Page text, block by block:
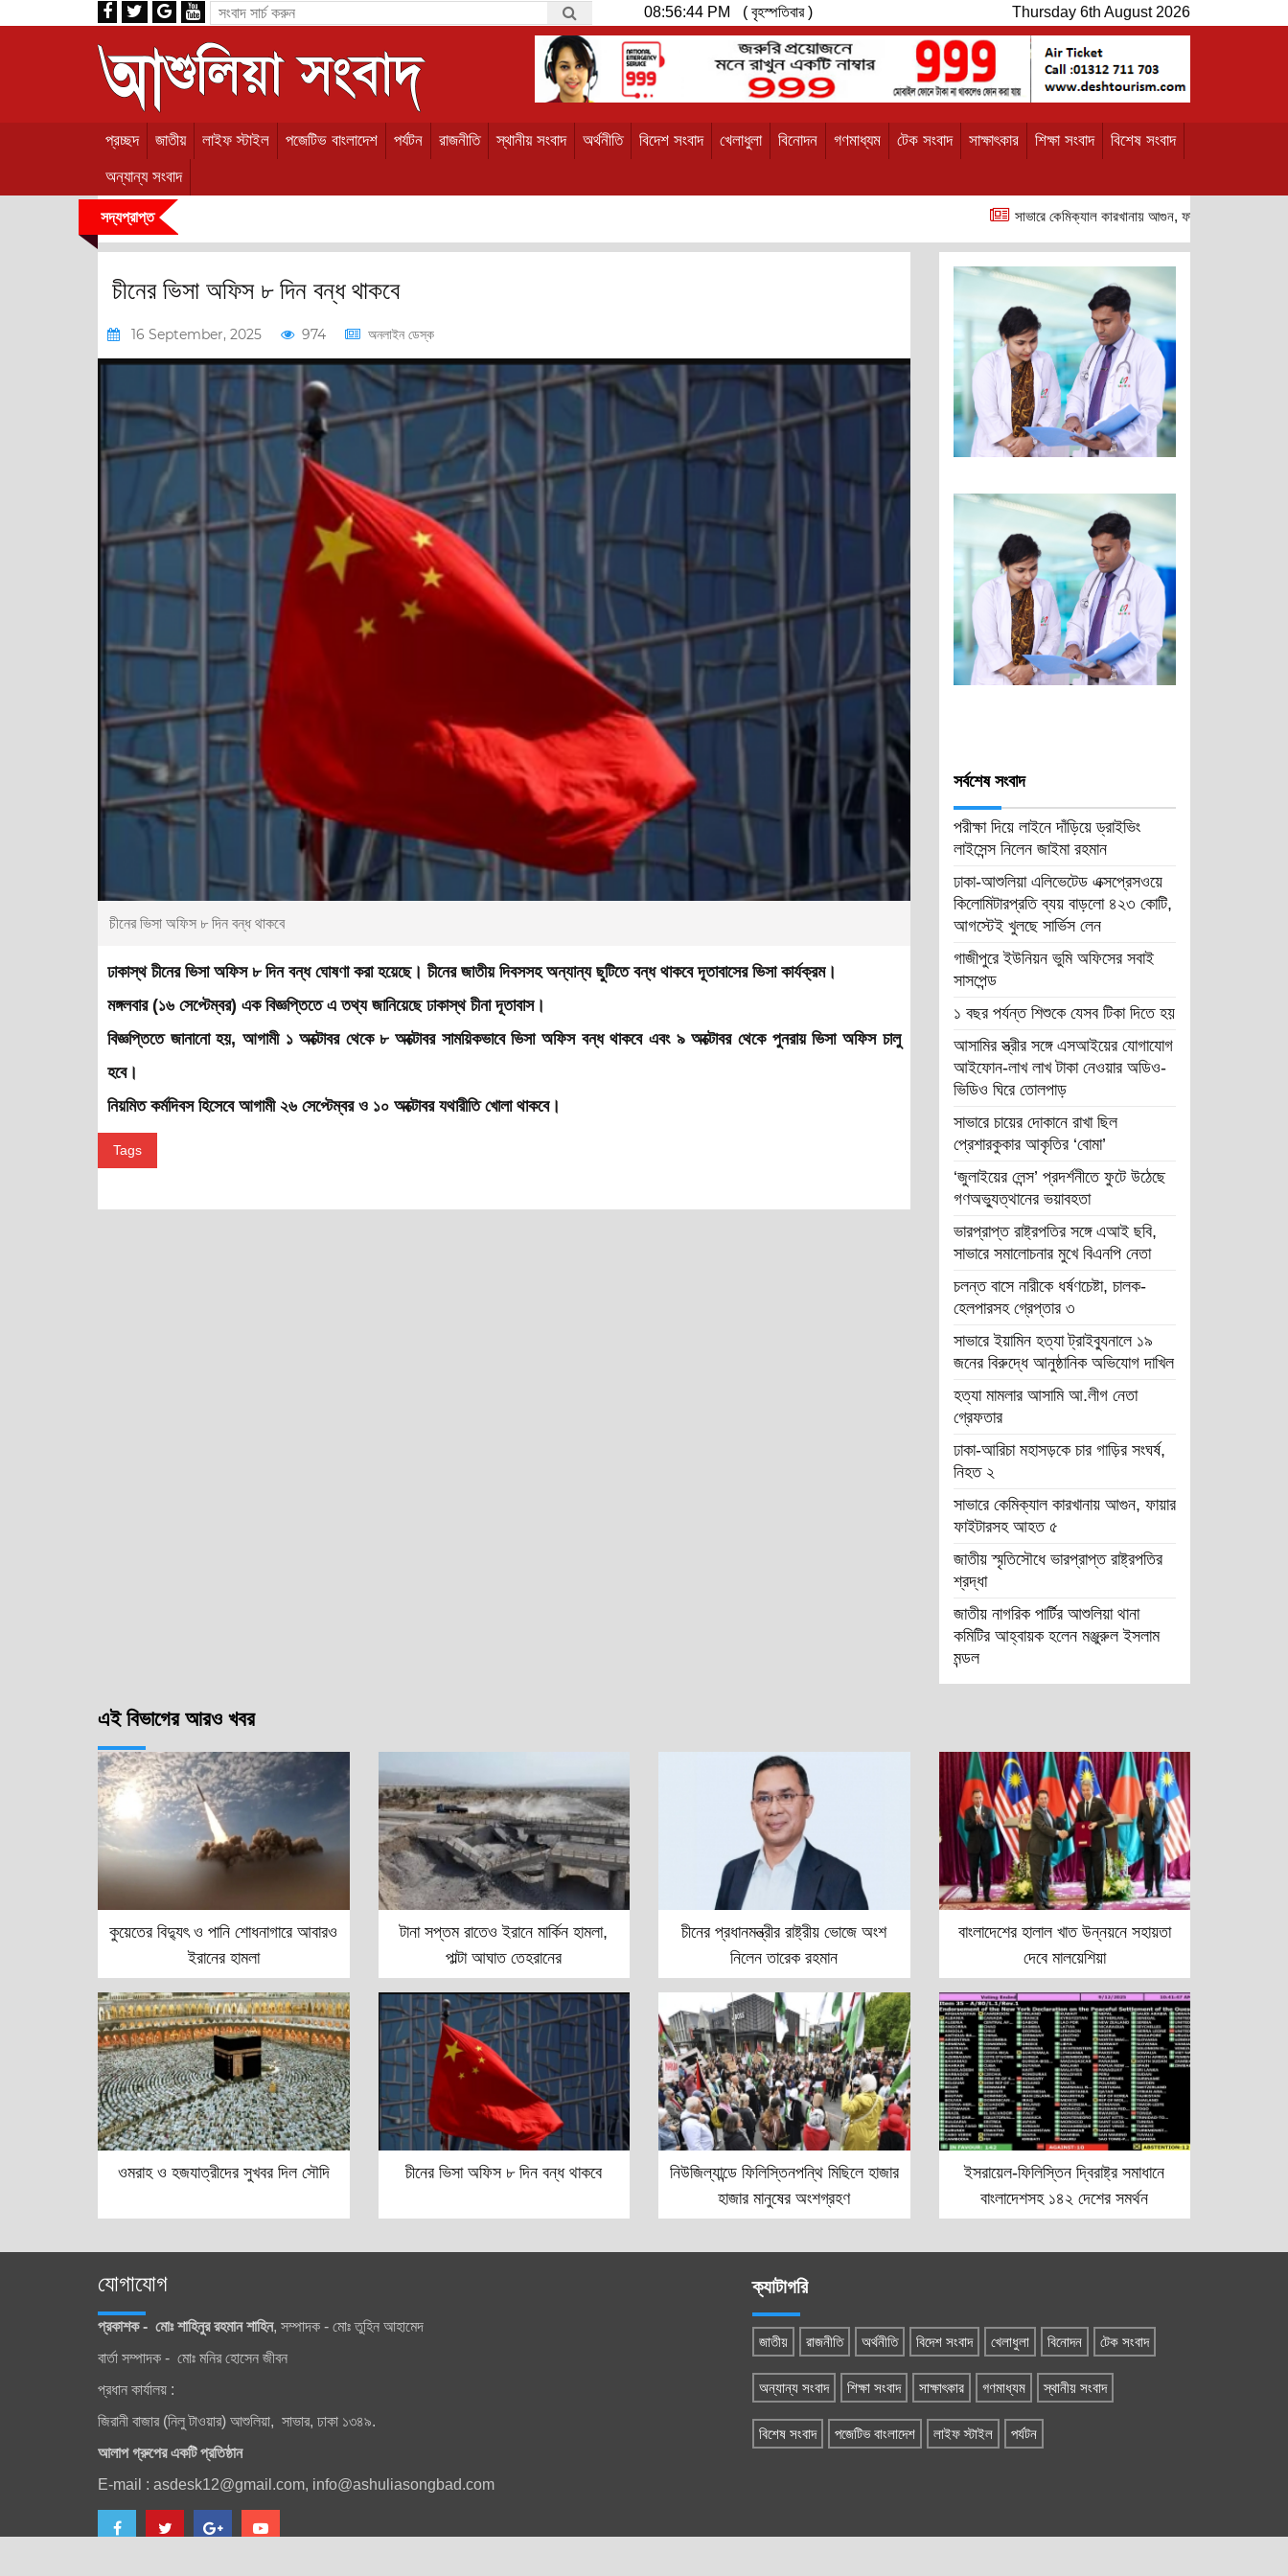
( বৃহস্পতিবার )
08:56:45 PM Thursday 6th August 2026
প্রচ্ছদ জাতীয় লাইফ স্টাইল পজেটিভ বাংলাদেশ পর্যটন রাজনীতি স্থানীয় সংবাদ অর্থনীতি বিদেশ সংবাদ খেলাধুলা বিনোদন গণমাধ্যম টেক সংবাদ সাক্ষাৎকার শিক্ষা সংবাদ
বিশেষ সংবাদ
অন্যান্য সংবাদ
সদ্যপ্রাপ্ত সাভারে কেমিক্যাল কারখানায় আগুন, ফায়ার ফাইটারসহ আহত ৫
চীনের ভিসা অফিস ৮ দিন বন্ধ থাকবে
16 September, 2025 974 অনলাইন ডেস্ক
চীনের ভিসা অফিস ৮ দিন বন্ধ থাকবে
ঢাকাস্থ চীনের ভিসা অফিস ৮ দিন বন্ধ ঘোষণা করা হয়েছে। চীনের জাতীয় দিবসসহ অন্যান্য ছুটিতে বন্ধ থাকবে দূতাবাসের ভিসা কার্যক্রম।
মঙ্গলবার (১৬ সেপ্টেম্বর) এক বিজ্ঞপ্তিতে এ তথ্য জানিয়েছে ঢাকাস্থ চীনা দূতাবাস।
বিজ্ঞপ্তিতে জানানো হয়, আগামী ১ অক্টোবর থেকে ৮ অক্টোবর সাময়িকভাবে ভিসা অফিস বন্ধ থাকবে এবং ৯ অক্টোবর থেকে পুনরায় ভিসা অফিস চালু
হবে।
নিয়মিত কর্মদিবস হিসেবে আগামী ২৬ সেপ্টেম্বর ও ১০ অক্টোবর যথারীতি খোলা থাকবে।
Tags
সর্বশেষ সংবাদ
পরীক্ষা দিয়ে লাইনে দাঁড়িয়ে ড্রাইভিং
লাইসেন্স নিলেন জাইমা রহমান
ঢাকা-আশুলিয়া এলিভেটেড এক্সপ্রেসওয়ে
কিলোমিটারপ্রতি ব্যয় বাড়লো ৪২৩ কোটি,
আগস্টেই খুলছে সার্ভিস লেন
গাজীপুরে ইউনিয়ন ভুমি অফিসের সবাই
সাসপেন্ড
১ বছর পর্যন্ত শিশুকে যেসব টিকা দিতে হয়
আসামির স্ত্রীর সঙ্গে এসআইয়ের যোগাযোগ
আইফোন-লাখ লাখ টাকা নেওয়ার অডিও-
ভিডিও ঘিরে তোলপাড়
সাভারে চায়ের দোকানে রাখা ছিল
প্রেশারকুকার আকৃতির ‘বোমা’
‘জুলাইয়ের লেন্স’ প্রদর্শনীতে ফুটে উঠেছে
গণঅভ্যুত্থানের ভয়াবহতা
ভারপ্রাপ্ত রাষ্ট্রপতির সঙ্গে এআই ছবি,
সাভারে সমালোচনার মুখে বিএনপি নেতা
চলন্ত বাসে নারীকে ধর্ষণচেষ্টা, চালক-
হেলপারসহ গ্রেপ্তার ৩
সাভারে ইয়ামিন হত্যা ট্রাইব্যুনালে ১৯
জনের বিরুদ্ধে আনুষ্ঠানিক অভিযোগ দাখিল
হত্যা মামলার আসামি আ.লীগ নেতা
গ্রেফতার
ঢাকা-আরিচা মহাসড়কে চার গাড়ির সংঘর্ষ,
নিহত ২
সাভারে কেমিক্যাল কারখানায় আগুন, ফায়ার
ফাইটারসহ আহত ৫
জাতীয় স্মৃতিসৌধে ভারপ্রাপ্ত রাষ্ট্রপতির
শ্রদ্ধা
জাতীয় নাগরিক পার্টির আশুলিয়া থানা
কমিটির আহ্বায়ক হলেন মঞ্জুরুল ইসলাম
মন্ডল
এই বিভাগের আরও খবর
কুয়েতের বিদ্যুৎ ও পানি শোধনাগারে আবারও
ইরানের হামলা
টানা সপ্তম রাতেও ইরানে মার্কিন হামলা,
পাল্টা আঘাত তেহরানের
চীনের প্রধানমন্ত্রীর রাষ্ট্রীয় ভোজে অংশ
নিলেন তারেক রহমান
বাংলাদেশের হালাল খাত উন্নয়নে সহায়তা
দেবে মালয়েশিয়া
ওমরাহ ও হজযাত্রীদের সুখবর দিল সৌদি চীনের ভিসা অফিস ৮ দিন বন্ধ থাকবে
নিউজিল্যান্ডে ফিলিস্তিনপন্থি মিছিলে হাজার
হাজার মানুষের অংশগ্রহণ
ইসরায়েল-ফিলিস্তিন দ্বিরাষ্ট্র সমাধানে
বাংলাদেশসহ ১৪২ দেশের সমর্থন
যোগাযোগ
প্রকাশক - মোঃ শাহিনুর রহমান শাহিন, সম্পাদক - মোঃ তুহিন আহামেদ
বার্তা সম্পাদক - মোঃ মনির হোসেন জীবন
প্রধান কার্যালয় :
জিরানী বাজার (নিলু টাওয়ার) আশুলিয়া, সাভার, ঢাকা ১৩৪৯.
আলাপ গ্রুপের একটি প্রতিষ্ঠান
E-mail : asdesk12@gmail.com, info@ashuliasongbad.com
ক্যাটাগরি
জাতীয় রাজনীতি অর্থনীতি বিদেশ সংবাদ খেলাধুলা বিনোদন টেক সংবাদ
অন্যান্য সংবাদ শিক্ষা সংবাদ সাক্ষাৎকার গণমাধ্যম স্থানীয় সংবাদ
বিশেষ সংবাদ পজেটিভ বাংলাদেশ লাইফ স্টাইল পর্যটন